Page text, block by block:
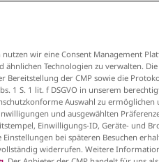
nutzen wir eine Consent Management
ähnlichen Technologien zu verwalten.
Bereitstellung der CMP sowie die
1 S. 1 lit. f DSGVO in unserem
Auswahl zu
und ausgewählten
Einwilligungs-ID, Geräte- und
bei späteren Besuchen
widerrufen. Weitere